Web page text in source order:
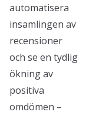
automatisera
insamlingen av
recensioner
och se en tydlig
ökning av
positiva
omdömen –